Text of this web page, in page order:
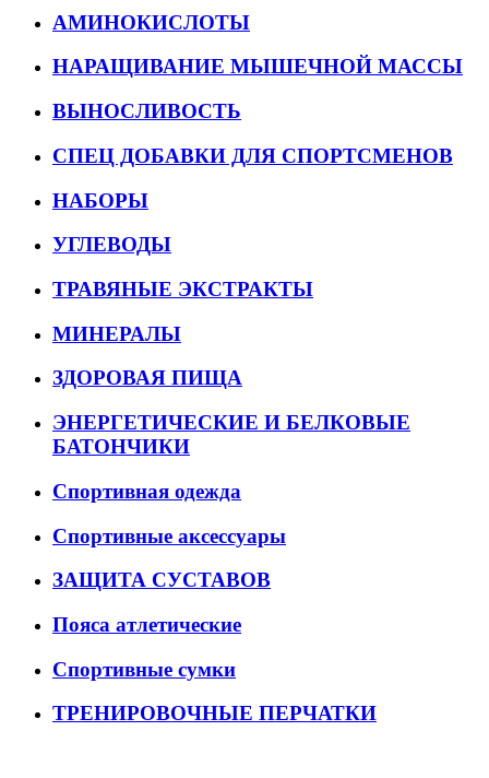
АМИНОКИСЛОТЫ
НАРАЩИВАНИЕ МЫШЕЧНОЙ МАССЫ
ВЫНОСЛИВОСТЬ
СПЕЦ ДОБАВКИ ДЛЯ СПОРТСМЕНОВ
НАБОРЫ
УГЛЕВОДЫ
ТРАВЯНЫЕ ЭКСТРАКТЫ
МИНЕРАЛЫ
ЗДОРОВАЯ ПИЩА
ЭНЕРГЕТИЧЕСКИЕ И БЕЛКОВЫЕ
БАТОНЧИКИ
Спортивная одежда
Спортивные аксессуары
ЗАЩИТА СУСТАВОВ
Пояса атлетические
Спортивные сумки
ТРЕНИРОВОЧНЫЕ ПЕРЧАТКИ